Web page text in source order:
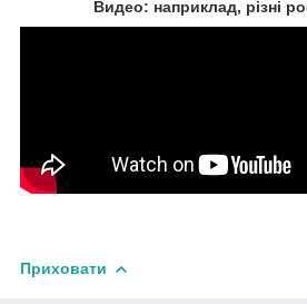
Видео: наприклад, різні
Приховати